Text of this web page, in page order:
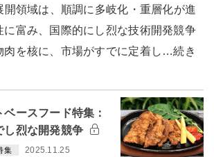
領域は、順調に多岐化・重層化が進
に富み、国際的にし烈な技術開発競争
肉を核に、市場がすでに定着し…続き
ースフード特集：
し烈な開発競争
集 2025.11.25